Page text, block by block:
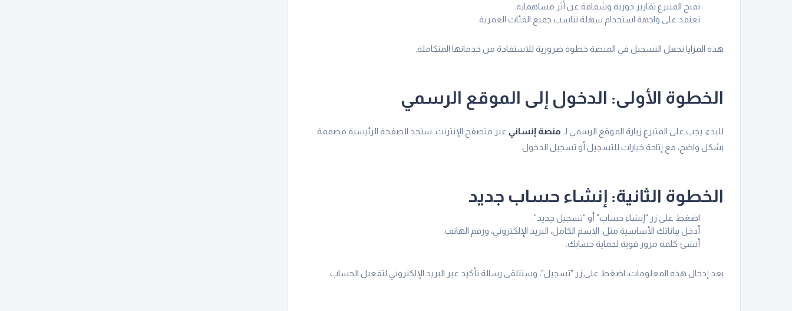
تمنح المتبرع تقارير دورية وشفافة عن أثر مساهماته.
تعتمد على واجهة استخدام سهلة تناسب جميع الفئات العمرية.
هذه المزايا تجعل التسجيل في المنصة خطوة ضرورية للاستفادة من خدماتها المتكاملة.
الخطوة الأولى: الدخول إلى الموقع الرسمي
للبدء، يجب على المتبرع زيارة الموقع الرسمي لـ منصة إنساني عبر متصفح الإنترنت. ستجد الصفحة الرئيسية مصممة
بشكل واضح، مع إتاحة خيارات للتسجيل أو تسجيل الدخول.
الخطوة الثانية: إنشاء حساب جديد
اضغط على زر "إنشاء حساب" أو "تسجيل جديد".
أدخل بياناتك الأساسية مثل: الاسم الكامل، البريد الإلكتروني، ورقم الهاتف.
أنشئ كلمة مرور قوية لحماية حسابك.
بعد إدخال هذه المعلومات، اضغط على زر "تسجيل"، وستتلقى رسالة تأكيد عبر البريد الإلكتروني لتفعيل الحساب.